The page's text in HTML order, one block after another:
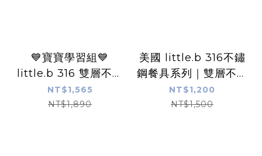
💙寶寶學習組💙
little.b 316 雙層不鏽
鋼吸盤碗+Doddl 兒
童學習二件組
NT$1,565
NT$1,890
美國 little.b 316不鏽
鋼餐具系列｜雙層不鏽
鋼吸盤碗
NT$1,200
NT$1,500